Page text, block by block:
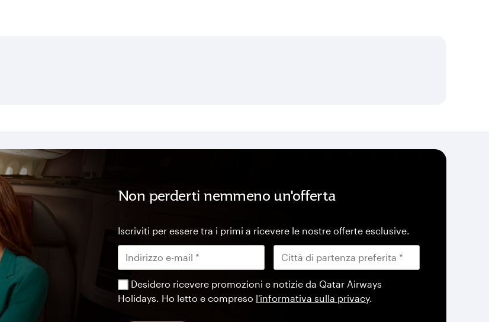
Non perderti nemmeno un'offerta
Iscriviti per essere tra i primi a ricevere le nostre offerte esclusive.
Desidero ricevere promozioni e notizie da Qatar Airways
Holidays. Ho letto e compreso l'informativa sulla privacy.